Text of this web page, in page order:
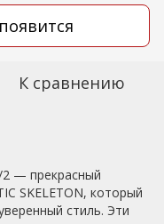
К сравнению
— прекрасный
SKELETON, который
стиль. Эти